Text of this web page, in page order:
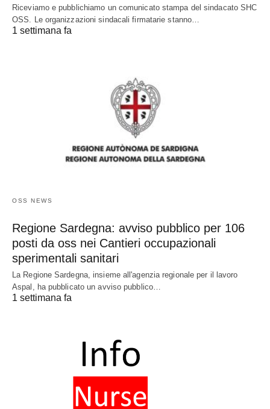
Riceviamo e pubblichiamo un comunicato stampa del sindacato SHC
OSS. Le organizzazioni sindacali firmatarie stanno…
1 settimana fa
OSS NEWS
Regione Sardegna: avviso pubblico per 106
posti da oss nei Cantieri occupazionali
sperimentali sanitari
La Regione Sardegna, insieme all'agenzia regionale per il lavoro
Aspal, ha pubblicato un avviso pubblico…
1 settimana fa